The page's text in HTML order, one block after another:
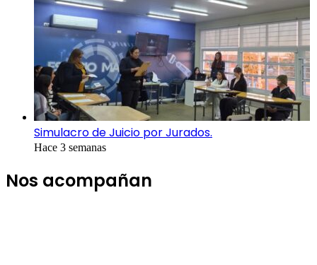
Simulacro de Juicio por Jurados.
Hace 3 semanas
Nos acompañan